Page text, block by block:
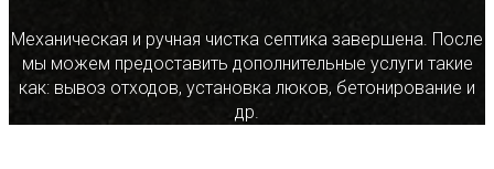
Механическая и ручная чистка септика завершена. После
мы можем предоставить дополнительные услуги такие
как: вывоз отходов, установка люков, бетонирование и
др.